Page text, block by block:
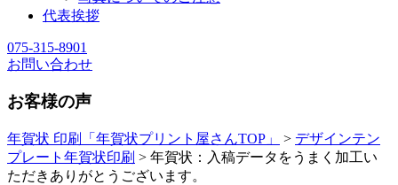
代表挨拶
075-315-8901
お問い合わせ
お客様の声
年賀状 印刷「年賀状プリント屋さんTOP」 > デザインテン
プレート年賀状印刷 > 年賀状：入稿データをうまく加工い
ただきありがとうございます。